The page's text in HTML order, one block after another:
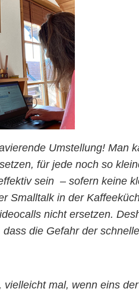
Umstellung! Man
für jede noch so
sein – sofern keine
in der
nicht ersetzen.
die Gefahr der
mal, wenn eins